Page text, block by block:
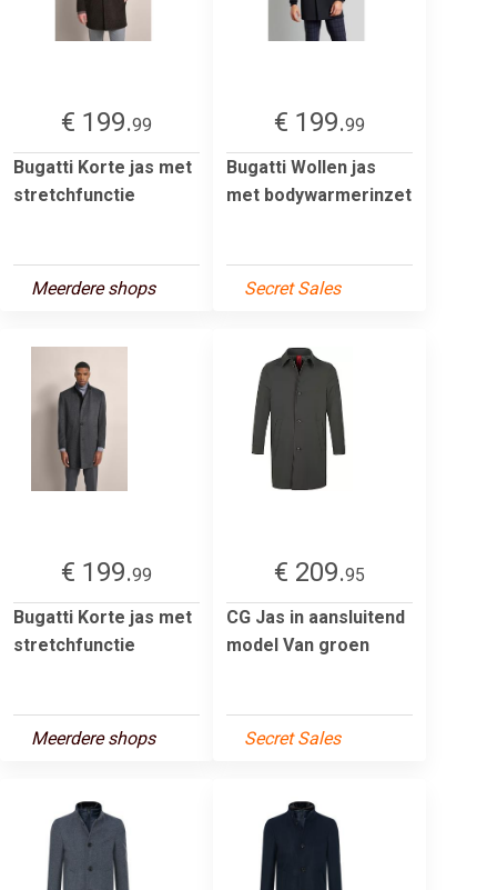
€ 199.99
Bugatti Korte jas met
stretchfunctie
Meerdere shops
€ 199.99
Bugatti Wollen jas
met bodywarmerinzet
Secret Sales
€ 199.99
Bugatti Korte jas met
stretchfunctie
Meerdere shops
€ 209.95
CG Jas in aansluitend
model Van groen
Secret Sales